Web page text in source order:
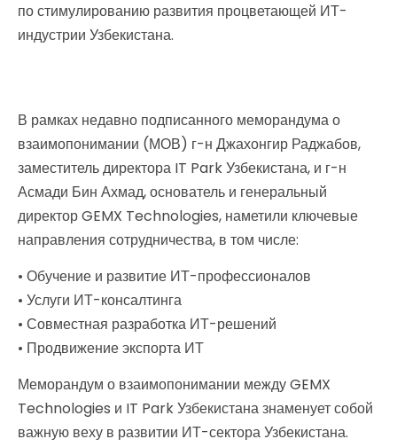
по стимулированию развития процветающей ИТ-
индустрии Узбекистана.
В рамках недавно подписанного меморандума о
взаимопонимании (МОВ) г-н Джахонгир Раджабов,
заместитель директора IT Park Узбекистана, и г-н
Асмади Бин Ахмад, основатель и генеральный
директор GEMX Technologies, наметили ключевые
направления сотрудничества, в том числе:
• Обучение и развитие ИТ-профессионалов
• Услуги ИТ-консалтинга
• Совместная разработка ИТ-решений
• Продвижение экспорта ИТ
Меморандум о взаимопонимании между GEMX
Technologies и IT Park Узбекистана знаменует собой
важную веху в развитии ИТ-сектора Узбекистана.